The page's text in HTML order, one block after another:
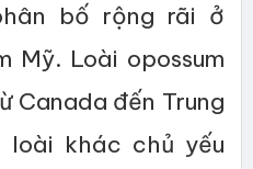
bố rộng rãi ở
Mỹ. Loài opossum
Canada đến Trung
khác chủ yếu